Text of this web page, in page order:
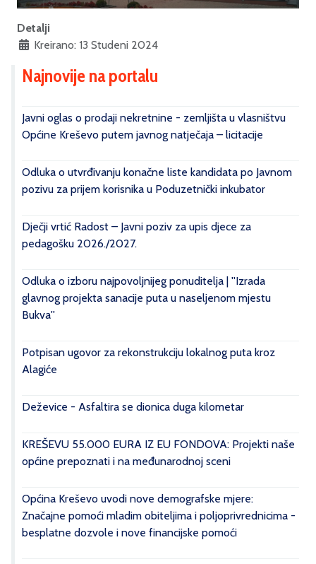
Detalji
Kreirano: 13 Studeni 2024
Najnovije na portalu
Javni oglas o prodaji nekretnine - zemljišta u vlasništvu
Općine Kreševo putem javnog natječaja – licitacije
Odluka o utvrđivanju konačne liste kandidata po Javnom
pozivu za prijem korisnika u Poduzetnički inkubator
Dječji vrtić Radost – Javni poziv za upis djece za
pedagošku 2026./2027.
Odluka o izboru najpovoljnijeg ponuditelja | ''Izrada
glavnog projekta sanacije puta u naseljenom mjestu
Bukva''
Potpisan ugovor za rekonstrukciju lokalnog puta kroz
Alagiće
Deževice - Asfaltira se dionica duga kilometar
KREŠEVU 55.000 EURA IZ EU FONDOVA: Projekti naše
općine prepoznati i na međunarodnoj sceni
Općina Kreševo uvodi nove demografske mjere:
Značajne pomoći mladim obiteljima i poljoprivrednicima -
besplatne dozvole i nove financijske pomoći